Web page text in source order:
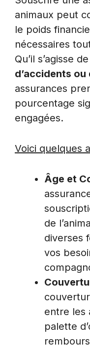
animaux peut
le poids
nécessaires
Qu’il s’agisse
d’accidents
assurances
pourcentage
engagées.
Voici quelques
Âge et
de
diverses
vos
entre les
palette